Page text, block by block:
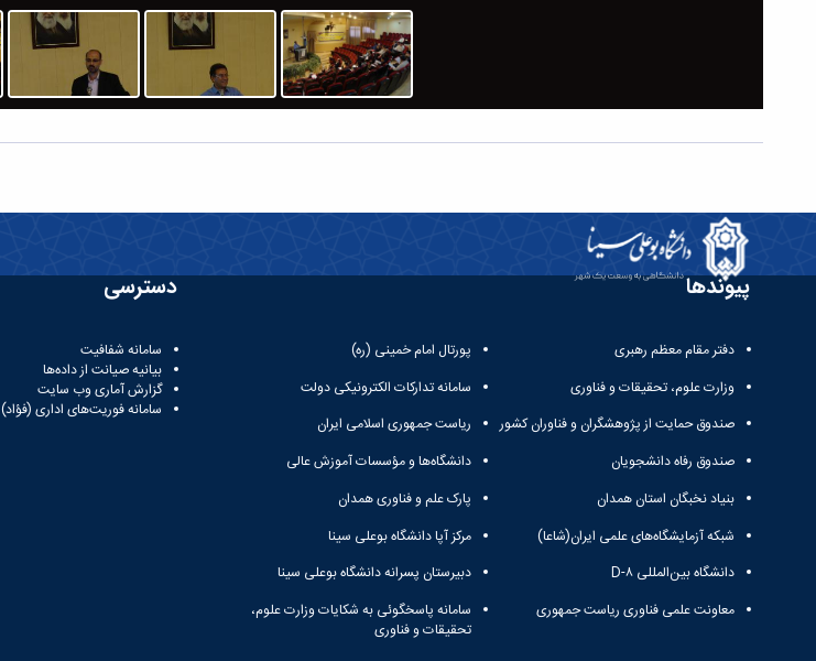
پیوندها
دفتر مقام معظم رهبری
وزارت علوم، تحقیقات و فناوری
صندوق حمایت از پژوهشگران و فناوران کشور
صندوق رفاه دانشجویان
بنیاد نخبگان استان همدان
شبکه آزمایشگاه‌های علمی ایران(شاعا)
دانشگاه بین‌المللی D-۸
معاونت علمی فناوری ریاست جمهوری
پورتال امام خمینی (ره)
سامانه تدارکات الکترونیکی دولت
ریاست جمهوری اسلامی ایران
دانشگاه‌ها و مؤسسات آموزش عالی
پارک علم و فناوری همدان
مرکز آپا دانشگاه بوعلی سینا
دبیرستان پسرانه دانشگاه بوعلی سینا
سامانه پاسخگوئی به شکایات وزارت علوم،
تحقیقات و فناوری
دسترسی
سامانه شفافیت
بیانیه صیانت از داده‌ها
گزارش آماری وب‌ سایت
سامانه فوریت‌های اداری (فؤاد)